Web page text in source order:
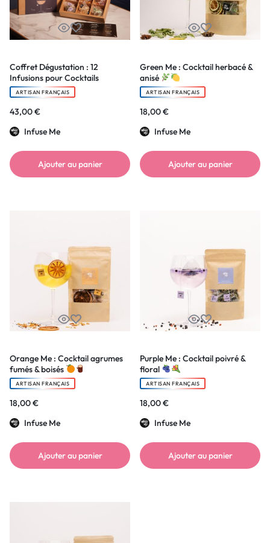
Coffret Dégustation : 12
Infusions pour Cocktails
ARTISAN FRANÇAIS
43,00€
Infuse Me
Ajouter au panier
Green Me : Cocktail herbacé &
anisé
ARTISAN FRANÇAIS
18,00€
Infuse Me
Ajouter au panier
Orange Me : Cocktail agrumes
fumés & boisés
ARTISAN FRANÇAIS
18,00€
Infuse Me
Ajouter au panier
Purple Me : Cocktail poivré &
floral
ARTISAN FRANÇAIS
18,00€
Infuse Me
Ajouter au panier